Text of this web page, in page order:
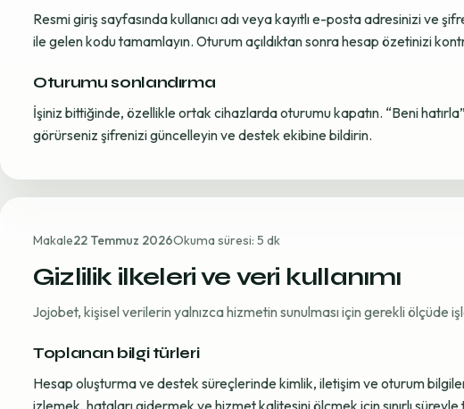
Resmi giriş sayfasında kullanıcı adı veya kayıtlı e-posta adresinizi ve
ile gelen kodu tamamlayın. Oturum açıldıktan sonra hesap özetinizi
Oturumu sonlandırma
İşiniz bittiğinde, özellikle ortak cihazlarda oturumu kapatın. “Beni
görürseniz şifrenizi güncelleyin ve destek ekibine bildirin.
Makale22 Temmuz 2026Okuma süresi: 5 dk
Gizlilik ilkeleri ve veri kullanımı
Jojobet, kişisel verilerin yalnızca hizmetin sunulması için gerekli ölçüde
Toplanan bilgi türleri
Hesap oluşturma ve destek süreçlerinde kimlik, iletişim ve oturum